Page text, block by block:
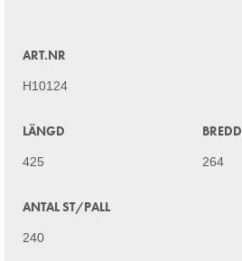
ART.NR
H10124
LÄNGD
425
BREDD
264
ANTAL ST/PALL
240